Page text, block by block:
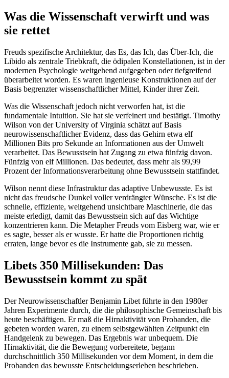
Was die Wissenschaft verwirft und was
sie rettet
Freuds spezifische Architektur, das Es, das Ich, das Über-Ich, die
Libido als zentrale Triebkraft, die ödipalen Konstellationen, ist in der
modernen Psychologie weitgehend aufgegeben oder tiefgreifend
überarbeitet worden. Es waren ingenieuse Konstruktionen auf der
Basis begrenzter wissenschaftlicher Mittel, Kinder ihrer Zeit.
Was die Wissenschaft jedoch nicht verworfen hat, ist die
fundamentale Intuition. Sie hat sie verfeinert und bestätigt. Timothy
Wilson von der University of Virginia schätzt auf Basis
neurowissenschaftlicher Evidenz, dass das Gehirn etwa elf
Millionen Bits pro Sekunde an Informationen aus der Umwelt
verarbeitet. Das Bewusstsein hat Zugang zu etwa fünfzig davon.
Fünfzig von elf Millionen. Das bedeutet, dass mehr als 99,99
Prozent der Informationsverarbeitung ohne Bewusstsein stattfindet.
Wilson nennt diese Infrastruktur das adaptive Unbewusste. Es ist
nicht das freudsche Dunkel voller verdrängter Wünsche. Es ist die
schnelle, effiziente, weitgehend unsichtbare Maschinerie, die das
meiste erledigt, damit das Bewusstsein sich auf das Wichtige
konzentrieren kann. Die Metapher Freuds vom Eisberg war, wie er
es sagte, besser als er wusste. Er hatte die Proportionen richtig
erraten, lange bevor es die Instrumente gab, sie zu messen.
Libets 350 Millisekunden: Das
Bewusstsein kommt zu spät
Der Neurowissenschaftler Benjamin Libet führte in den 1980er
Jahren Experimente durch, die die philosophische Gemeinschaft bis
heute beschäftigen. Er maß die Hirnaktivität von Probanden, die
gebeten worden waren, zu einem selbstgewählten Zeitpunkt ein
Handgelenk zu bewegen. Das Ergebnis war unbequem. Die
Hirnaktivität, die die Bewegung vorbereitete, begann
durchschnittlich 350 Millisekunden vor dem Moment, in dem die
Probanden das bewusste Entscheidungserleben beschrieben.